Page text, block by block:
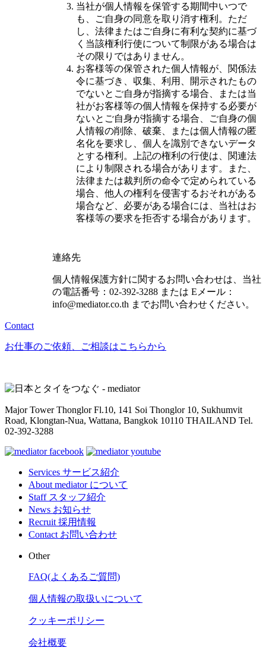
当社が個人情報を保管する期間中いつで
も、ご自身の同意を取り消す権利。ただ
し、法律またはご自身に有利な契約に基づ
く当該権利行使について制限がある場合は
その限りではありません。
お客様等の保管された個人情報が、関係法
令に基づき、収集、利用、開示されたもの
でないとご自身が指摘する場合、または当
社がお客様等の個人情報を保持する必要が
ないとご自身が指摘する場合、ご自身の個
人情報の削除、破棄、または個人情報の匿
名化を要求し、個人を識別できないデータ
とする権利。上記の権利の行使は、関連法
により制限される場合があります。また、
法律または裁判所の命令で定められている
場合、他人の権利を侵害するおそれがある
場合など、必要がある場合には、当社はお
客様等の要求を拒否する場合があります。
連絡先
個人情報保護方針に関するお問い合わせは、当社
の電話番号：02-392-3288 または Eメール：
info@mediator.co.th までお問い合わせください。
Contact
お仕事のご依頼、ご相談はこちらから
Major Tower Thonglor Fl.10, 141 Soi Thonglor 10, Sukhumvit
Road, Klongtan-Nua, Wattana, Bangkok 10110 THAILAND Tel.
02-392-3288
Services サービス紹介
About mediator について
Staff スタッフ紹介
News お知らせ
Recruit 採用情報
Contact お問い合わせ
Other
FAQ(よくあるご質問)
個人情報の取扱いについて
クッキーポリシー
会社概要